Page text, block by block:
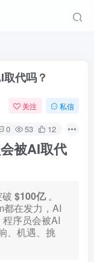
代吗？
关注 私信
0 53 12
被AI取代
$100亿。
在发力，AI
程序员会被AI
、机遇、挑